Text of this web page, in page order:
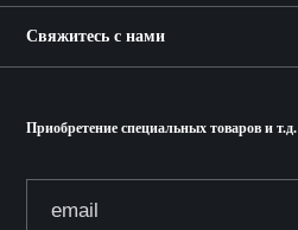
Свяжитесь с нами
Приобретение специальных товаров и т.д.